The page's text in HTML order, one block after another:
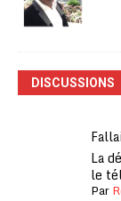
DISCUSSIONS
La
le
Par